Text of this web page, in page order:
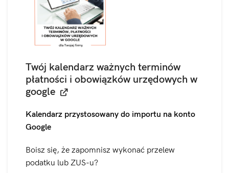
Twój kalendarz ważnych terminów
płatności i obowiązków urzędowych w
google
Kalendarz przystosowany do importu na konto
Google
Boisz się, że zapomnisz wykonać przelew
podatku lub ZUS-u?